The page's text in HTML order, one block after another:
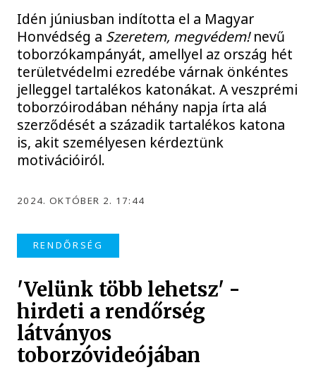
Idén júniusban indította el a Magyar
Honvédség a Szeretem, megvédem!nevű
toborzókampányát, amellyel az ország hét
területvédelmi ezredébe várnak önkéntes
jelleggel tartalékos katonákat. A veszprémi
toborzóirodában néhány napja írta alá
szerződését a századik tartalékos katona
is, akit személyesen kérdeztünk
motivációiról.
2024. OKTÓBER 2. 17:44
RENDŐRSÉG
'Velünk több lehetsz' -
hirdeti a rendőrség
látványos
toborzóvideójában